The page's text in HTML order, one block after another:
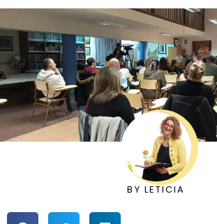
BY LETICIA